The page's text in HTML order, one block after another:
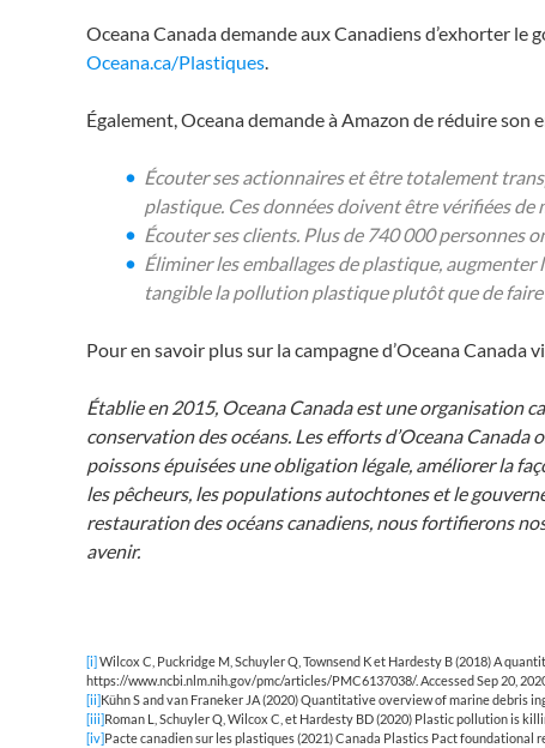
Oceana Canada demande aux Canadiens d’exhorter
Oceana.ca/Plastiques.
Également, Oceana demande à Amazon de réduire son
Écouter ses actionnaires et être totalement
plastique. Ces données doivent être vérifiées de
Écouter ses clients. Plus de 740 000 personnes
Éliminer les emballages de plastique,
tangible la pollution plastique plutôt que de faire
Pour en savoir plus sur la campagne d’Oceana
Établie en 2015, Oceana Canada est une organisation
conservation des océans. Les efforts d’Oceana
poissons épuisées une obligation légale, améliorer la
les pêcheurs, les populations autochtones et le
restauration des océans canadiens, nous fortifierons
avenir.
[i]Wilcox C, Puckridge M, Schuyler Q, Townsend K et Hardesty B (2018) A
https://www.ncbi.nlm.nih.gov/pmc/articles/PMC6137038/. Accessed Sep 20,
[ii]Kühn S and van Franeker JA (2020) Quantitative overview of marine debris
[iii]Roman L, Schuyler Q, Wilcox C, et Hardesty BD (2020) Plastic pollution is
[iv]Pacte canadien sur les plastiques (2021) Canada Plastics Pact